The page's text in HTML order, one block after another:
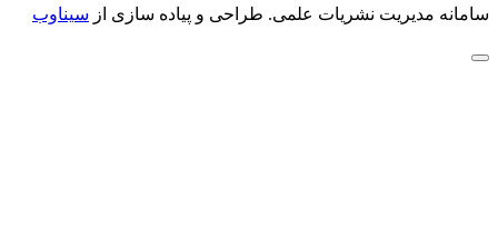
سامانه مدیریت نشریات علمی. طراحی و پیاده سازی از سیناوب